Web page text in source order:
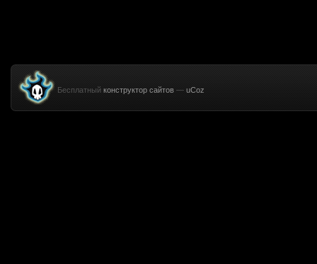
Бесплатный конструктор сайтов — uCoz